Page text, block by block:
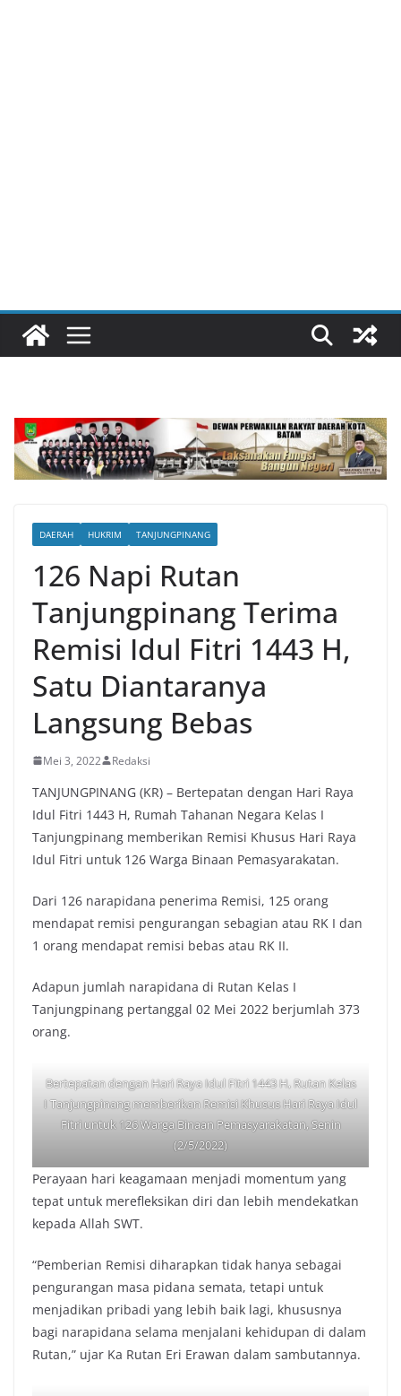
DAERAH HUKRIM TANJUNGPINANG
126 Napi Rutan
Tanjungpinang Terima
Remisi Idul Fitri 1443 H,
Satu Diantaranya
Langsung Bebas
Mei 3, 2022 Redaksi
TANJUNGPINANG (KR) – Bertepatan dengan Hari Raya
Idul Fitri 1443 H, Rumah Tahanan Negara Kelas I
Tanjungpinang memberikan Remisi Khusus Hari Raya
Idul Fitri untuk 126 Warga Binaan Pemasyarakatan.
Dari 126 narapidana penerima Remisi, 125 orang
mendapat remisi pengurangan sebagian atau RK I dan
1 orang mendapat remisi bebas atau RK II.
Adapun jumlah narapidana di Rutan Kelas I
Tanjungpinang pertanggal 02 Mei 2022 berjumlah 373
orang.
Bertepatan dengan Hari Raya Idul Fitri 1443 H, Rutan Kelas
I Tanjungpinang memberikan Remisi Khusus Hari Raya Idul
Fitri untuk 126 Warga Binaan Pemasyarakatan, Senin
(2/5/2022)
Perayaan hari keagamaan menjadi momentum yang
tepat untuk merefleksikan diri dan lebih mendekatkan
kepada Allah SWT.
“Pemberian Remisi diharapkan tidak hanya sebagai
pengurangan masa pidana semata, tetapi untuk
menjadikan pribadi yang lebih baik lagi, khususnya
bagi narapidana selama menjalani kehidupan di dalam
Rutan,” ujar Ka Rutan Eri Erawan dalam sambutannya.